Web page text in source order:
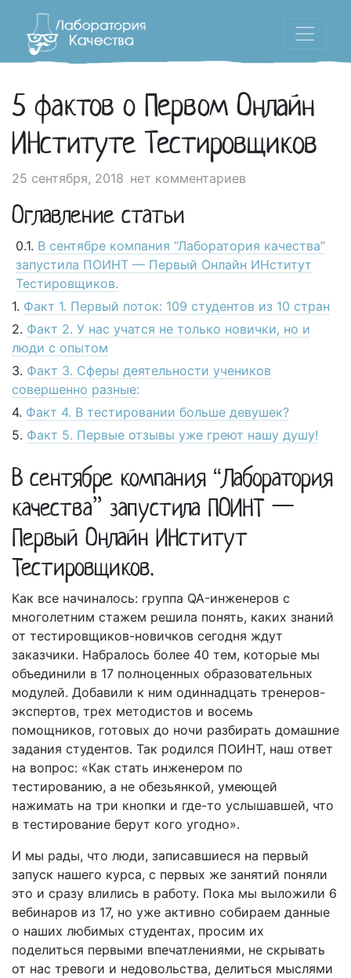
5 фактов о Первом Онлайн
ИНституте Тестировщиков
25 сентября, 2018 нет комментариев
Оглавление статьи
В сентябре компания “Лаборатория качества”
запустила ПОИНТ — Первый Онлайн ИНститут
Тестировщиков.
Факт 1. Первый поток: 109 студентов из 10 стран
Факт 2. У нас учатся не только новички, но и
люди с опытом
Факт 3. Сферы деятельности учеников
совершенно разные:
Факт 4. В тестировании больше девушек?
Факт 5. Первые отзывы уже греют нашу душу!
В сентябре компания “Лаборатория
качества” запустила ПОИНТ —
Первый Онлайн ИНститут
Тестировщиков.
Как все начиналось: группа QA-инженеров с
многолетним стажем решила понять, каких знаний
от тестировщиков-новичков сегодня ждут
заказчики. Набралось более 40 тем, которые мы
объединили в 17 полноценных образовательных
модулей. Добавили к ним одиннадцать тренеров-
экспертов, трех методистов и восемь
помощников, готовых до ночи разбирать домашние
задания студентов. Так родился ПОИНТ, наш ответ
на вопрос: «Как стать инженером по
тестированию, а не обезьянкой, умеющей
нажимать на три кнопки и где-то услышавшей, что
в тестирование берут кого угодно».
И мы рады, что люди, записавшиеся на первый
запуск нашего курса, с первых же занятий поняли
это и сразу влились в работу. Пока мы выложили 6
вебинаров из 17, но уже активно собираем данные
о наших любимых студентах, просим их
поделиться первыми впечатлениями, не скрывать
от нас тревоги и недовольства, делиться мыслями